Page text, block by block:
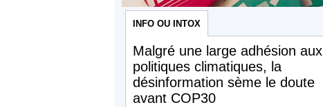
INFO OU INTOX
Malgré une large adhésion aux
politiques climatiques, la
désinformation sème le doute
avant COP30